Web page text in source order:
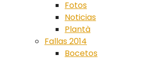
Fotos
Noticias
Plantà
Fallas 2014
Bocetos